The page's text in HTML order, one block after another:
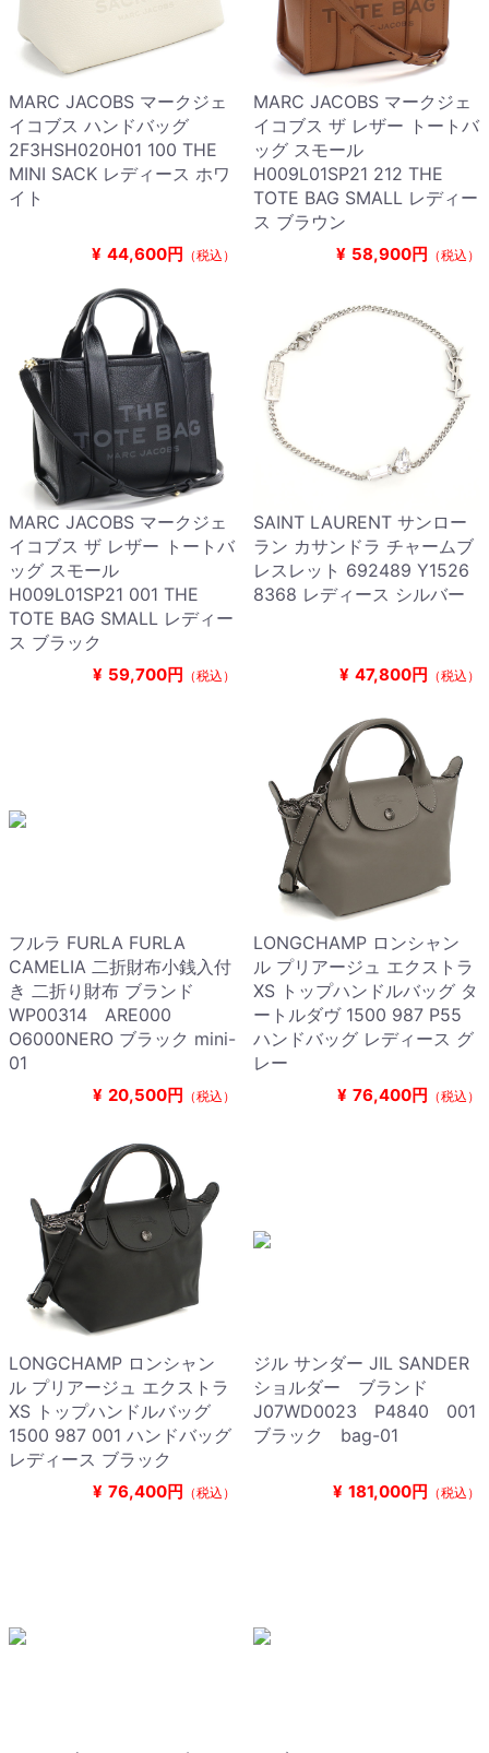
MARC JACOBS マークジェ
イコブス ハンドバッグ
2F3HSH020H01 100 THE
MINI SACK レディース ホワ
イト
¥ 44,600円 （税込）
MARC JACOBS マークジェ
イコブス ザ レザー トートバ
ッグ スモール
H009L01SP21 212 THE
TOTE BAG SMALL レディー
ス ブラウン
¥ 58,900円 （税込）
MARC JACOBS マークジェ
イコブス ザ レザー トートバ
ッグ スモール
H009L01SP21 001 THE
TOTE BAG SMALL レディー
ス ブラック
¥ 59,700円 （税込）
SAINT LAURENT サンロー
ラン カサンドラ チャームブ
レスレット 692489 Y1526
8368 レディース シルバー
¥ 47,800円 （税込）
フルラ FURLA FURLA
CAMELIA 二折財布小銭入付
き 二折り財布 ブランド
WP00314 ARE000
O6000NERO ブラック mini-
01
¥ 20,500円 （税込）
LONGCHAMP ロンシャン
ル プリアージュ エクストラ
XS トップハンドルバッグ タ
ートルダヴ 1500 987 P55
ハンドバッグ レディース グ
レー
¥ 76,400円 （税込）
LONGCHAMP ロンシャン
ル プリアージュ エクストラ
XS トップハンドルバッグ
1500 987 001 ハンドバッグ
レディース ブラック
¥ 76,400円 （税込）
ジル サンダー JIL SANDER
ショルダー ブランド
J07WD0023 P4840 001
ブラック bag-01
¥ 181,000円 （税込）